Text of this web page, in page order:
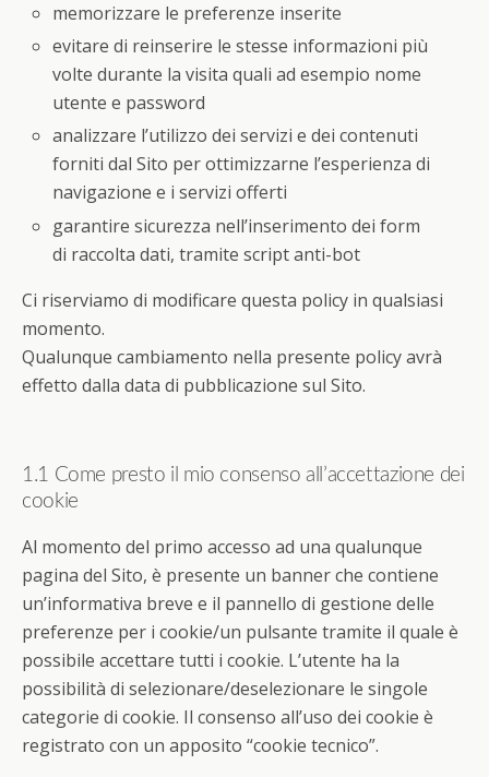
memorizzare le preferenze inserite
evitare di reinserire le stesse informazioni più
volte durante la visita quali ad esempio nome
utente e password
analizzare l’utilizzo dei servizi e dei contenuti
forniti dal Sito per ottimizzarne l’esperienza di
navigazione e i servizi offerti
garantire sicurezza nell’inserimento dei form
di raccolta dati, tramite script anti-bot
Ci riserviamo di modificare questa policy in qualsiasi
momento.
Qualunque cambiamento nella presente policy avrà
effetto dalla data di pubblicazione sul Sito.
1.1 Come presto il mio consenso all’accettazione dei
cookie
Al momento del primo accesso ad una qualunque
pagina del Sito, è presente un banner che contiene
un’informativa breve e il pannello di gestione delle
preferenze per i cookie/un pulsante tramite il quale è
possibile accettare tutti i cookie. L’utente ha la
possibilità di selezionare/deselezionare le singole
categorie di cookie. Il consenso all’uso dei cookie è
registrato con un apposito “cookie tecnico”.